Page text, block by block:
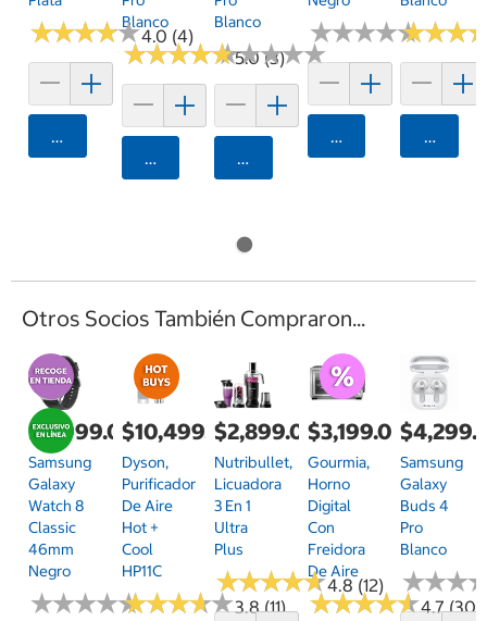
★★★★★
★★★★★4.0 (4)
Agregar
Blanco
★★★★★
★★★★★5.0 (3)
Agregar
Blanco
★★★★★
★★★★★
Agregar
★★★★★
★★★★★
Agregar
★★★
★★★
Otros Socios También Compraron...
$6,999.00
Samsung
Galaxy
Watch 8
Classic
46mm
Negro
★★★★★
★★★★★
$10,499.00
Dyson,
Purificador
De Aire
Hot +
Cool
HP11C
★★★★★
★★★★★3.8 (11)
$2,899.00
Nutribullet,
Licuadora
3 En 1
Ultra
Plus
★★★★★
★★★★★4.8 (12)
$3,199.00
Gourmia,
Horno
Digital
Con
Freidora
De Aire
★★★★★
★★★★★4.7 (30)
Samsung
Galaxy
Buds 4
Pro
Blanco
★★★
★★★